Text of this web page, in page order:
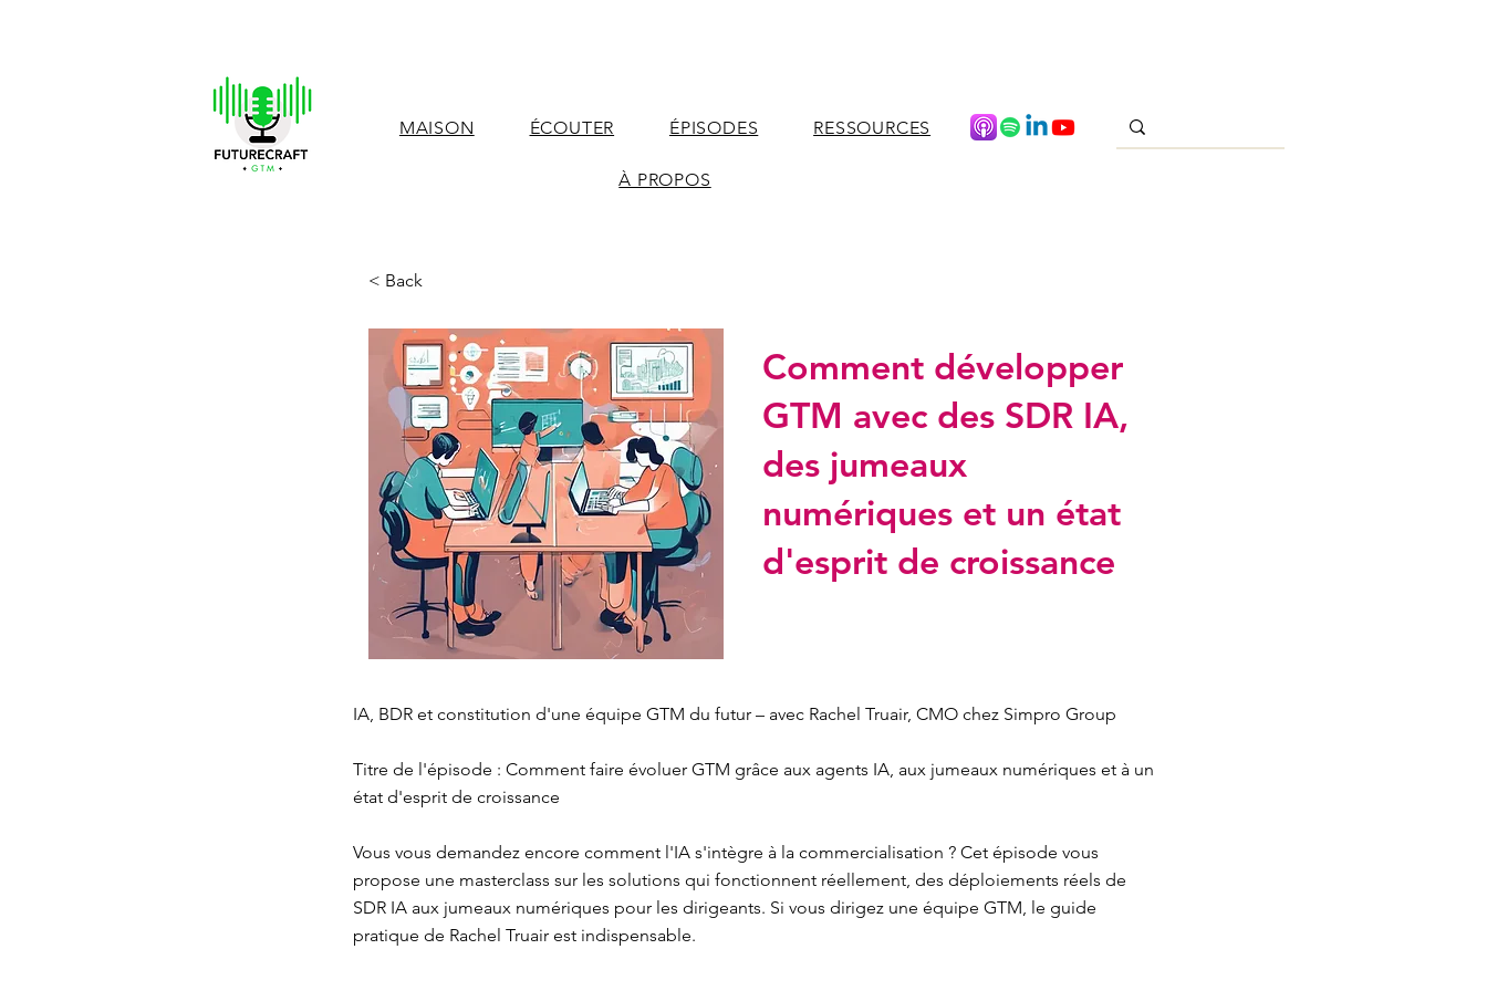
MAISON ÉCOUTER ÉPISODES RESSOURCES
À PROPOS
< Back
Comment développer
GTM avec des SDR IA,
des jumeaux
numériques et un état
d'esprit de croissance
IA, BDR et constitution d'une équipe GTM du futur – avec Rachel Truair, CMO chez Simpro Group
Titre de l'épisode : Comment faire évoluer GTM grâce aux agents IA, aux jumeaux numériques et à un
état d'esprit de croissance
Vous vous demandez encore comment l'IA s'intègre à la commercialisation ? Cet épisode vous
propose une masterclass sur les solutions qui fonctionnent réellement, des déploiements réels de
SDR IA aux jumeaux numériques pour les dirigeants. Si vous dirigez une équipe GTM, le guide
pratique de Rachel Truair est indispensable.